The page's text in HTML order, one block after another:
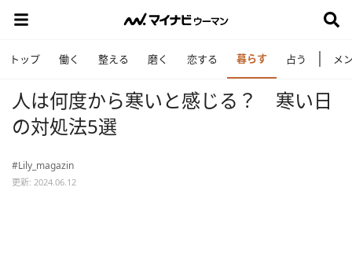
トップ 働く 整える 磨く 恋する 暮らす 占う メ
人は何度から寒いと感じる？ 寒い日
の対処法5選
#Lily_magazin
更新: 2024.06.12